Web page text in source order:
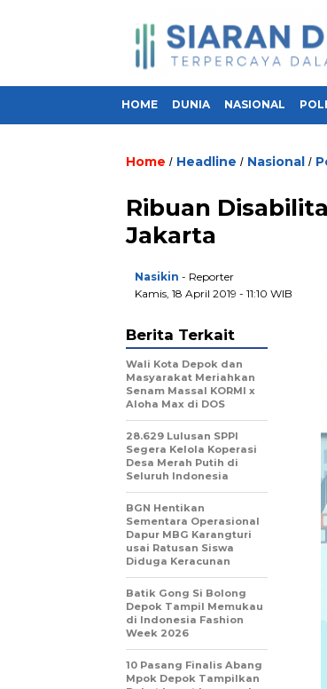
HOME DUNIA NASIONAL
Home / Headline / Nasional /
Ribuan
Jakarta
Nasikin - Reporter
Kamis, 18 April 2019 - 11:10 WIB
Berita Terkait
Wali Kota Depok dan
Masyarakat Meriahkan
Senam Massal KORMI x
Aloha Max di DOS
28.629 Lulusan SPPI
Segera Kelola Koperasi
Desa Merah Putih di
Seluruh Indonesia
BGN Hentikan
Sementara Operasional
Dapur MBG Karangturi
usai Ratusan Siswa
Diduga Keracunan
Batik Gong Si Bolong
Depok Tampil Memukau
di Indonesia Fashion
Week 2026
10 Pasang Finalis Abang
Mpok Depok Tampilkan